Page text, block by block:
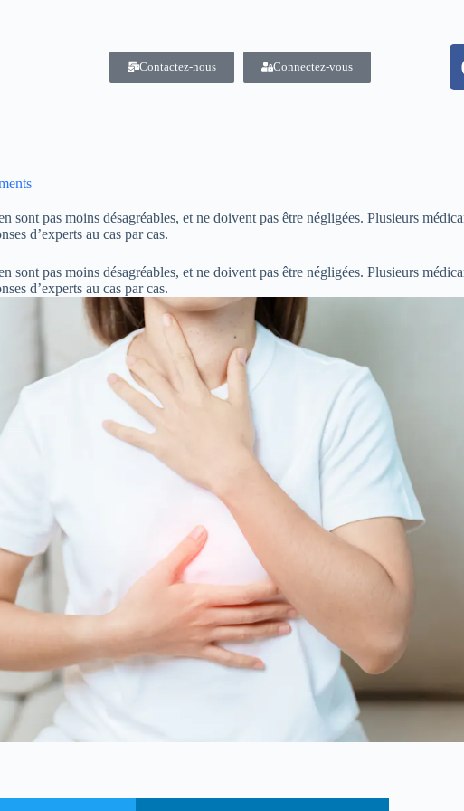
Contactez-nous Connectez-vous
sont pas moins désagréables, et ne doivent pas être négligées. Plusieurs
d’experts au cas par cas.
sont pas moins désagréables, et ne doivent pas être négligées. Plusieurs
d’experts au cas par cas.